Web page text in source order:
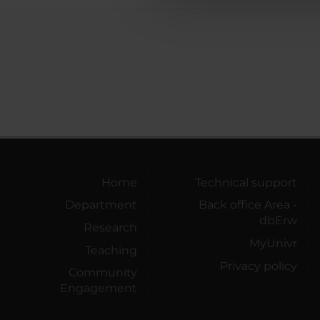
Home
Department
Research
Teaching
Community
Engagement
Technical support
Back office Area -
dbErw
MyUnivr
Privacy policy